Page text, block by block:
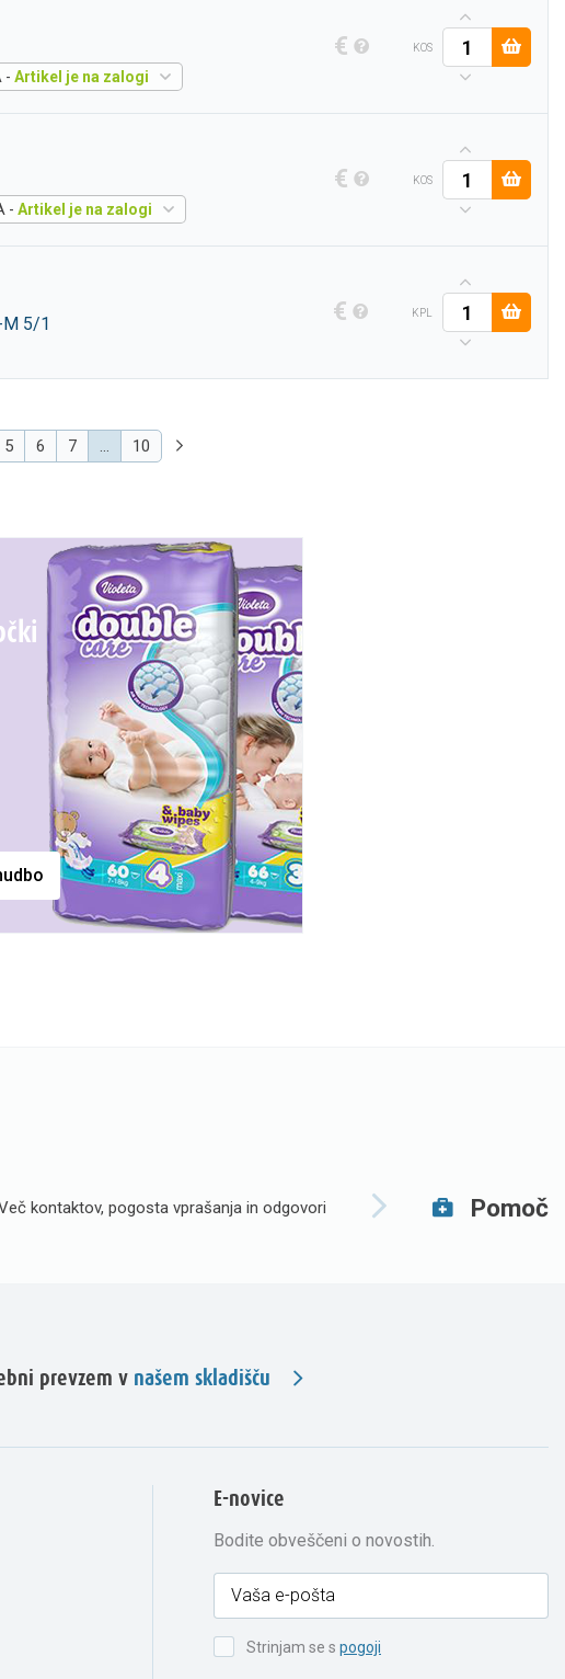
- Artikel je na zalogi
€ KOS
- Artikel je na zalogi
€ KOS
M 5/1 € KPL
5 6 7 … 10
kontaktov, pogosta vprašanja in odgovori Pomoč
prevzem v našem skladišču
E-novice
Bodite obveščeni o novostih.
Strinjam se s pogoji